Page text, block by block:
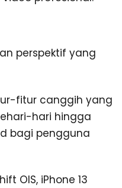
perspektif yang
fitur canggih yang
hari hingga
bagi pengguna
OIS, iPhone 13